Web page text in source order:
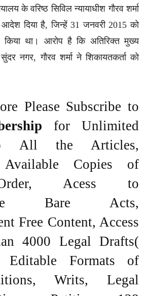
के वरिष्ठ सिविल न्यायाधीश गौरव शर्मा
दिया है, जिन्हें 31 जनवरी 2015 को
किया था। आरोप है कि अतिरिक्त मुख्य
सुंदर नगर, गौरव शर्मा ने शिकायतकर्ता को
Please Subscribe to
for Unlimited
All the Articles,
Available Copies of
Order, Acess to
Bare Acts,
Free Content, Access
4000 Legal Drafts(
Editable Formats of
Writs, Legal